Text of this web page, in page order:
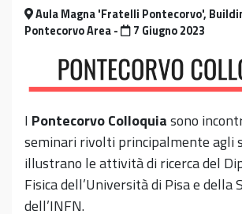
Aula Magna 'Fratelli Pontecorvo',
Pontecorvo Area -
7 Giugno 2023
I Pontecorvo Colloquiasono
seminari rivolti principalmente agli
illustrano le attività di ricerca del
Fisica dell’Università di Pisa e della
dell’INFN.